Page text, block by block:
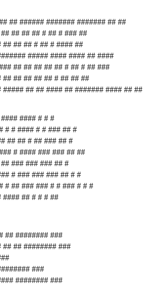
## ###### ####### ####### ## ##
## ## ## # ## # ### ##
## ## # ## # #### ##
##### #### #### ## ####
## ## ## ## ## # ## # ## ###
## ## ## ## # ## ## ##
## ## #### ## ####### #### ## ##
#### # # #
# # #### # # ### ## #
## ## # ## ### ## #
# #### ### ### ## ##
### ### ### ## #
# ### ### ### ## # #
# ## ### ### # # ### # # #
#### ## # # # ##
## ######## ###
## ## ######## ###
###
######## ###